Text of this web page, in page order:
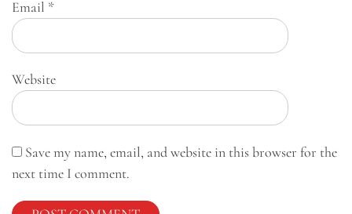
Email *
Website
Save my name, email, and website in this browser for the
next time I comment.